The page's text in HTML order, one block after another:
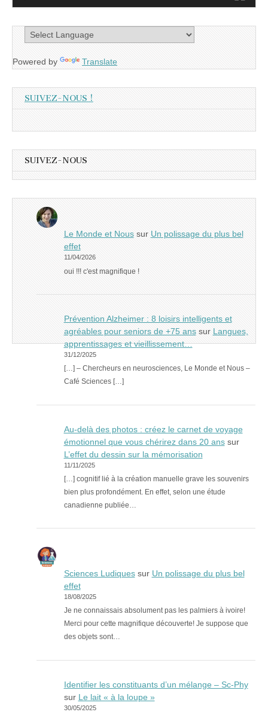
Powered by Translate
SUIVEZ-NOUS !
SUIVEZ-NOUS
Le Monde et Noussur Un polissage du plus bel
effet
11/04/2026
oui !!! c'est magnifique !
Prévention Alzheimer : 8 loisirs intelligents et
agréables pour seniors de +75 anssur Langues,
apprentissages et vieillissement…
31/12/2025
[…] – Chercheurs en neurosciences, Le Monde et Nous –
Café Sciences […]
Au-delà des photos : créez le carnet de voyage
émotionnel que vous chérirez dans 20 anssur
L’effet du dessin sur la mémorisation
11/11/2025
[…] cognitif lié à la création manuelle grave les souvenirs
bien plus profondément. En effet, selon une étude
canadienne publiée…
Sciences Ludiquessur Un polissage du plus bel
effet
18/08/2025
Je ne connaissais absolument pas les palmiers à ivoire!
Merci pour cette magnifique découverte! Je suppose que
des objets sont…
Identifier les constituants d’un mélange – Sc-Phy
sur Le lait « à la loupe »
30/05/2025